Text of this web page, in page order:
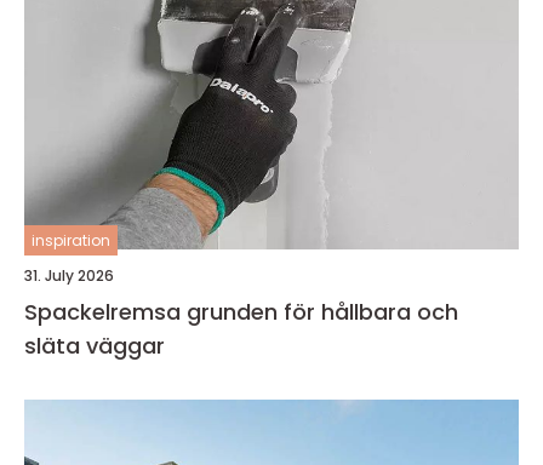
inspiration
31. July 2026
Spackelremsa grunden för hållbara och
släta väggar